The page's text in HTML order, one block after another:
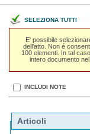
SELEZIONA TUTTI
E' possibile
dell'atto. Non é
100 elementi. In tal
intero documento
INCLUDI NOTE
Articoli